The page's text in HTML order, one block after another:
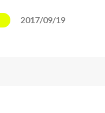
2017/09/19